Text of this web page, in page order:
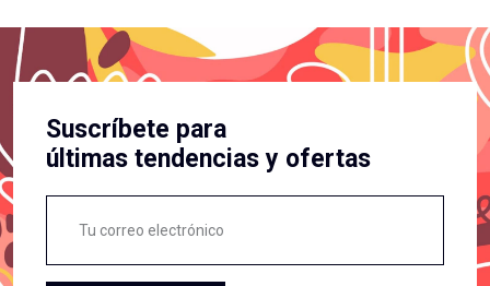
Suscríbete para
últimas tendencias y ofertas